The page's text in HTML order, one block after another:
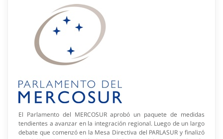
El Parlamento del MERCOSUR aprobó un paquete de medidas
tendientes a avanzar en la integración regional. Luego de un largo
debate que comenzó en la Mesa Directiva del PARLASUR y finalizó